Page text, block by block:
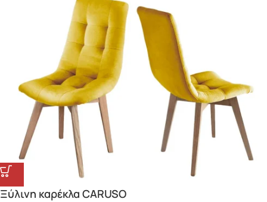
Ξύλινη καρέκλα CARUSO